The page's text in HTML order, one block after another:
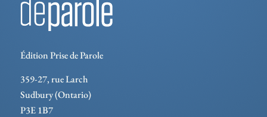
Édition Prise de Parole
359-27, rue Larch
Sudbury (Ontario)
P3E 1B7